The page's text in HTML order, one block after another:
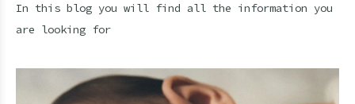
In this blog you will find all the information you
are looking for